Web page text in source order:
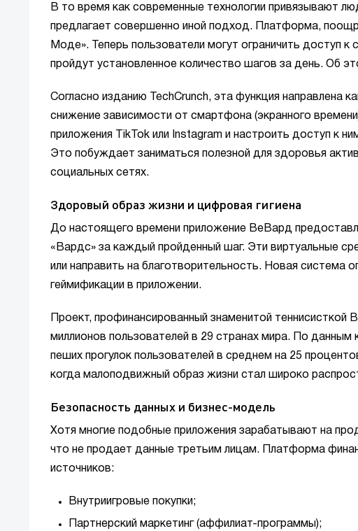
В то время как современные технологии привязывают
предлагает совершенно иной подход. Платформа,
Моде». Теперь пользователи могут ограничить доступ
пройдут установленное количество шагов за день. Об
Согласно изданию TechCrunch, эта функция направлена
снижение зависимости от смартфона (экранного
приложения TikTok или Instagram и настроить доступ к
Это побуждает заниматься полезной для здоровья
социальных сетях.
Здоровый образ жизни и цифровая гигиена
До настоящего времени приложение ВеВард
«Вардс» за каждый пройденный шаг. Эти виртуальные
или направить на благотворительность. Новая система
геймификации в приложении.
Проект, профинансированный знаменитой теннисисткой
миллионов пользователей в 29 странах мира. По данным
пеших прогулок пользователей в среднем на 25
когда малоподвижный образ жизни стал широко
Безопасность данных и бизнес-модель
Хотя многие подобные приложения зарабатывают на
что не продает данные третьим лицам. Платформа
источников:
Внутриигровые покупки;
Партнерский маркетинг (аффилиат-программы);